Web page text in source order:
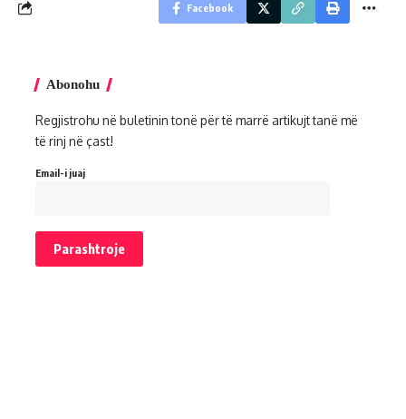
Facebook
Abonohu
Regjistrohu në buletinin tonë për të marrë artikujt tanë më
të rinj në çast!
Email-i juaj